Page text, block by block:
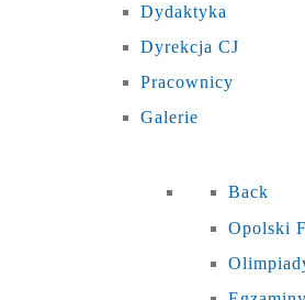
Dydaktyka
Dyrekcja CJ
Pracownicy
Galerie
Back
Opolski